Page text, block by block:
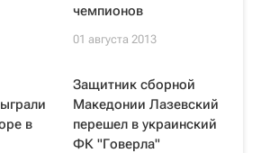
чемпионов
01 августа 2013
в
Защитник сборной
Македонии Лазевский
перешел в украинский
ФК "Говерла"